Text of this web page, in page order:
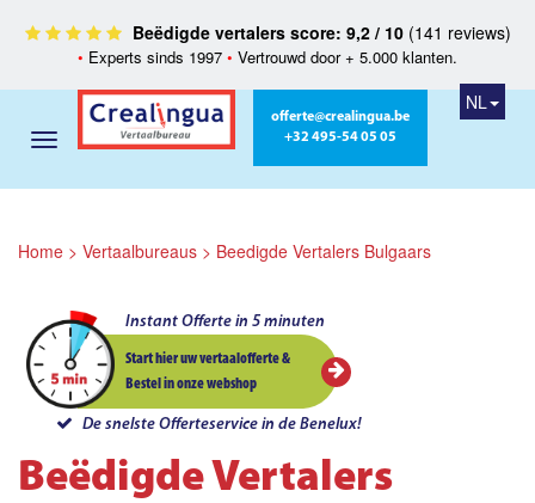
Beëdigde vertalers score: 9,2 / 10(141 reviews)
• Experts sinds 1997 • Vertrouwd door + 5.000 klanten.
offerte@crealingua.be
+32 495-54 05 05
NL
Home > Vertaalbureaus > Beedigde Vertalers Bulgaars
Instant Offerte in 5 minuten
Start hier uw vertaalofferte &
Bestel in onze webshop
De snelste Offerteservice in de Benelux!
Beëdigde Vertalers